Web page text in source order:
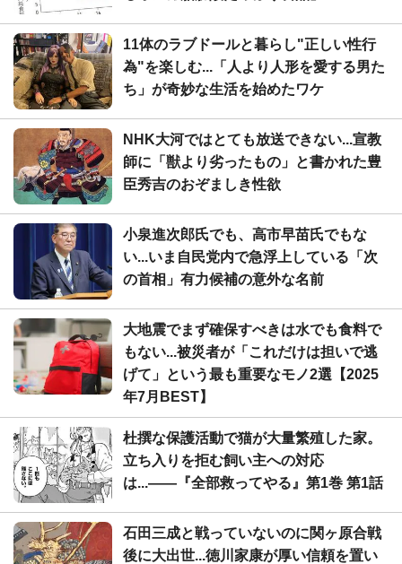
11体のラブドールと暮らし"正しい性行
為"を楽しむ...「人より人形を愛する男た
ち」が奇妙な生活を始めたワケ
NHK大河ではとても放送できない...宣教
師に「獣より劣ったもの」と書かれた豊
臣秀吉のおぞましき性欲
小泉進次郎氏でも、高市早苗氏でもな
い...いま自民党内で急浮上している「次
の首相」有力候補の意外な名前
大地震でまず確保すべきは水でも食料で
もない...被災者が「これだけは担いで逃
げて」という最も重要なモノ2選【2025
年7月BEST】
杜撰な保護活動で猫が大量繁殖した家。
立ち入りを拒む飼い主への対応
は...――『全部救ってやる』第1巻 第1話
石田三成と戦っていないのに関ヶ原合戦
後に大出世...徳川家康が厚い信頼を置い